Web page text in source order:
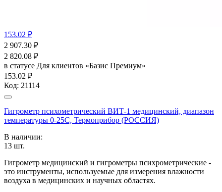
153.02 ₽
2 907.30 ₽
2 820.08 ₽
в статусе Для клиентов «Базис Премиум»
153.02 ₽
Код: 21114
Гигрометр психометрический ВИТ-1 медицинский, диапазон
температуры 0-25С, Термоприбор (РОССИЯ)
В наличии:
13 шт.
Гигрометр медицинский и гигрометры психрометрические -
это инструменты, используемые для измерения влажности
воздуха в медицинских и научных областях.